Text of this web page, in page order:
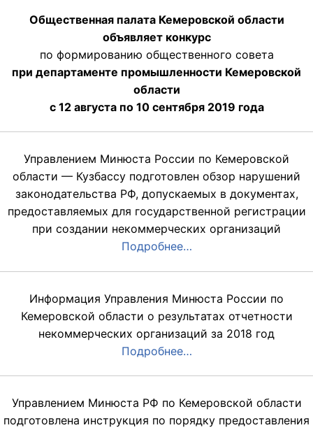
Общественная палата Кемеровской области
объявляет конкурс
по формированию общественного совета
при департаменте промышленности Кемеровской
области
с 12 августа по 10 сентября 2019 года
Управлением Минюста России по Кемеровской
области — Кузбассу подготовлен обзор нарушений
законодательства РФ, допускаемых в документах,
предоставляемых для государственной регистрации
при создании некоммерческих организаций
Подробнее…
Информация Управления Минюста России по
Кемеровской области о результатах отчетности
некоммерческих организаций за 2018 год
Подробнее…
Управлением Минюста РФ по Кемеровской области
подготовлена инструкция по порядку предоставления